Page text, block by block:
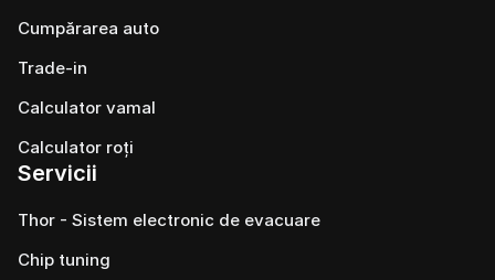
Cumpărarea auto
Trade-in
Calculator vamal
Calculator roți
Servicii
Thor - Sistem electronic de evacuare
Chip tuning